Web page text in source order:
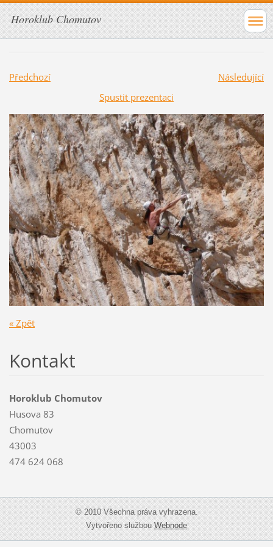
Horoklub Chomutov
Předchozí
Následující
Spustit prezentaci
« Zpět
Kontakt
Horoklub Chomutov
Husova 83
Chomutov
43003
474 624 068
© 2010 Všechna práva vyhrazena.
Vytvořeno službouWebnode